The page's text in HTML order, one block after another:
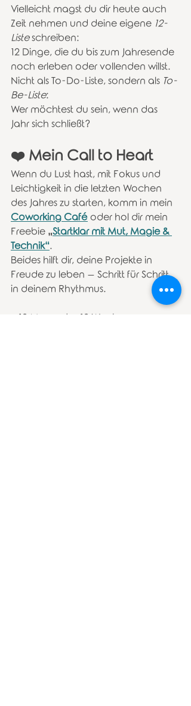
Vielleicht magst du dir heute auch
Zeit nehmen und deine eigene 12-
Liste schreiben:
12 Dinge, die du bis zum Jahresende
noch erleben oder vollenden willst.
Nicht als To-Do-Liste, sondern als To-
Be-Liste:
Wer möchtest du sein, wenn das
Jahr sich schließt?
❤️ Mein Call to Heart
Wenn du Lust hast, mit Fokus und
Leichtigkeit in die letzten Wochen
des Jahres zu starten, komm in mein
Coworking Café oder hol dir mein
Freebie „Startklar mit Mut, Magie &
Technik“.
Beides hilft dir, deine Projekte in
Freude zu leben – Schritt für Schritt,
in deinem Rhythmus.
✨12 Momente. 12 Wochen.